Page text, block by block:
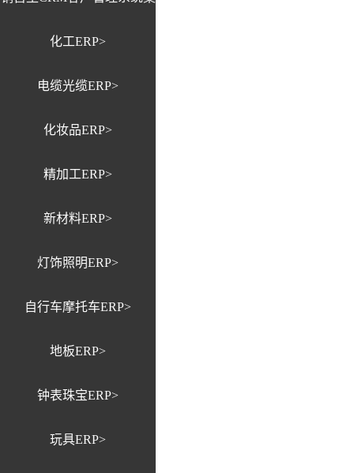
例>
化工ERP>
电缆光缆ERP>
化妆品ERP>
精加工ERP>
新材料ERP>
灯饰照明ERP>
自行车摩托车ERP>
地板ERP>
钟表珠宝ERP>
玩具ERP>